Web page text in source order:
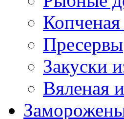
Пресервы
Закуски
Вяленая